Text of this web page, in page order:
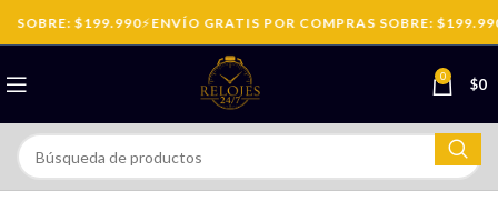
$199.990⚡ENVÍO GRATIS POR COMPRAS SOBRE: $199.990
0 $0